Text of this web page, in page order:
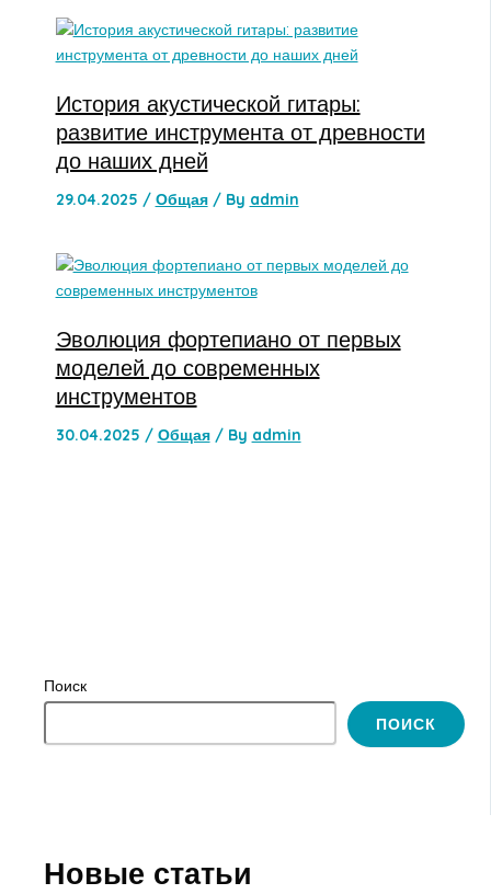
Поиск
ПОИСК
Новые статьи
История акустической гитары:
развитие инструмента от древности
до наших дней
29.04.2025 / Общая/ By admin
Эволюция фортепиано от первых
моделей до современных
инструментов
30.04.2025 / Общая/ By admin